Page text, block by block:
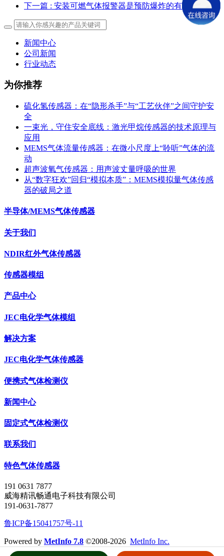
下一篇 : 安装可燃气体报警器是预防爆炸的有效措施
新闻中心
公司新闻
行业动态
为你推荐
硫化氢传感器：在“隐形杀手”与“工艺伙伴”之间守护安
全
一束光，守住安全底线：激光甲烷传感器的技术原理与
应用
MEMS气体流量传感器：在微小尺度上“聆听”气体的流
动
超声波氧气传感器：用声波丈量呼吸的世界
从“数字狂欢”回归“模拟本质”：MEMS模拟量气体传感
器的破局之道
半导体/MEMS气体传感器
关于我们
NDIR红外气体传感器
传感器模组
产品中心
JEC电化学气体模组
解决方案
JEC电化学气体传感器
便携式气体检测仪
新闻中心
固定式气体检测仪
联系我们
特色气体传感器
191 0631 7877
威海精讯畅通电子科技有限公司
191-0631-7877
鲁ICP备15041757号-11
Powered by MetInfo 7.8 ©2008-2026 MetInfo Inc.